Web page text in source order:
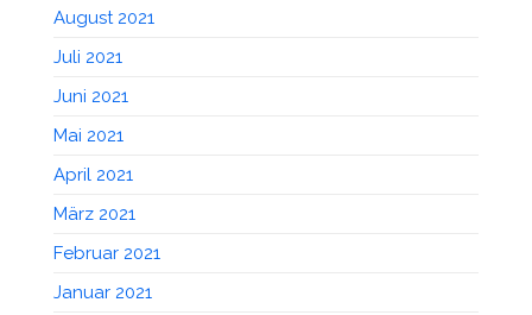
August 2021
Juli 2021
Juni 2021
Mai 2021
April 2021
März 2021
Februar 2021
Januar 2021